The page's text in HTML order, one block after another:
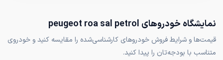
نمایشگاه خودروهای peugeot roa sal petrol
قیمت‌ها و شرایط فروش خودروهای کارشناسی‌شده را مقایسه کنید و خودروی
متناسب با بودجه‌تان را پیدا کنید.